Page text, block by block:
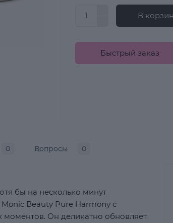
В
Быстрый заказ
0 Вопросы 0
бы на несколько минут
Beauty Pure Harmony с
Он деликатно обновляет